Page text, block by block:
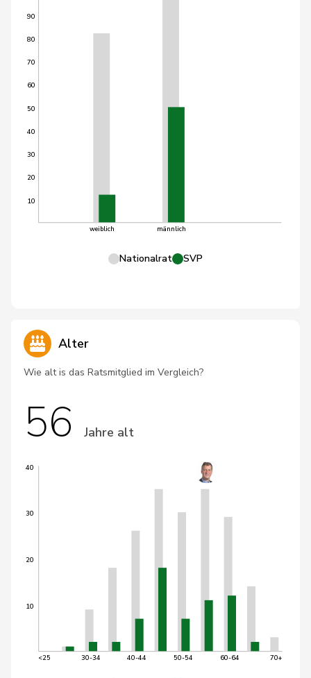
10
20
30
40
50
60
70
80
90
weiblich männlich
Nationalrat SVP
Alter
Wie alt is das Ratsmitglied im Vergleich?
56 Jahre alt
10
20
30
40
<25 30-34 40-44 50-54 60-64 70+